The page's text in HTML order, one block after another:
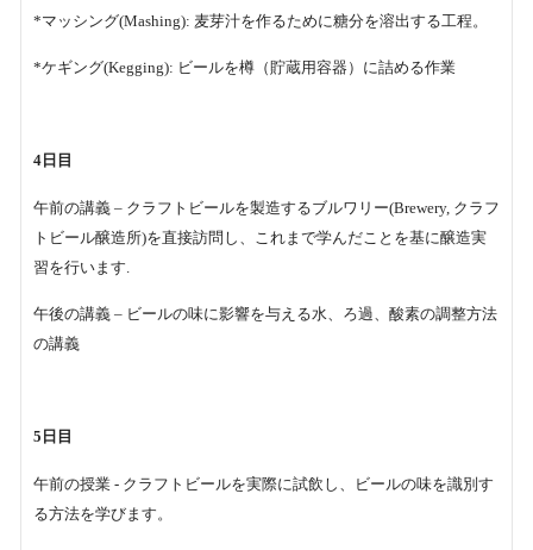
*マッシング(Mashing): 麦芽汁を作るために糖分を溶出する工程。
*ケギング(Kegging): ビールを樽（貯蔵用容器）に詰める作業
4日目
午前の講義 – クラフトビールを製造するブルワリー(Brewery, クラフ
トビール醸造所)を直接訪問し、これまで学んだことを基に醸造実
習を行います.
午後の講義 – ビールの味に影響を与える水、ろ過、酸素の調整方法
の講義
5日目
午前の授業 - クラフトビールを実際に試飲し、ビールの味を識別す
る方法を学びます。